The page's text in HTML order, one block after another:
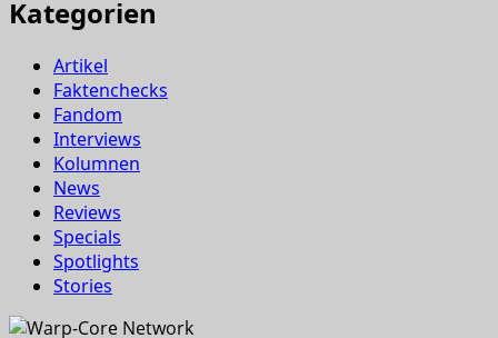
Kategorien
Artikel
Faktenchecks
Fandom
Interviews
Kolumnen
News
Reviews
Specials
Spotlights
Stories